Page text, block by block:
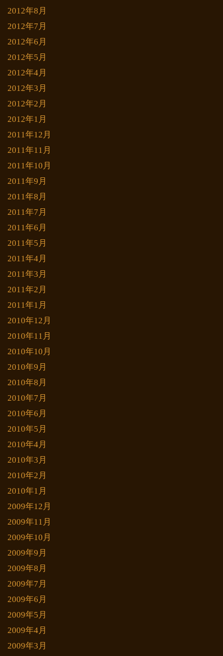
2012年8月
2012年7月
2012年6月
2012年5月
2012年4月
2012年3月
2012年2月
2012年1月
2011年12月
2011年11月
2011年10月
2011年9月
2011年8月
2011年7月
2011年6月
2011年5月
2011年4月
2011年3月
2011年2月
2011年1月
2010年12月
2010年11月
2010年10月
2010年9月
2010年8月
2010年7月
2010年6月
2010年5月
2010年4月
2010年3月
2010年2月
2010年1月
2009年12月
2009年11月
2009年10月
2009年9月
2009年8月
2009年7月
2009年6月
2009年5月
2009年4月
2009年3月